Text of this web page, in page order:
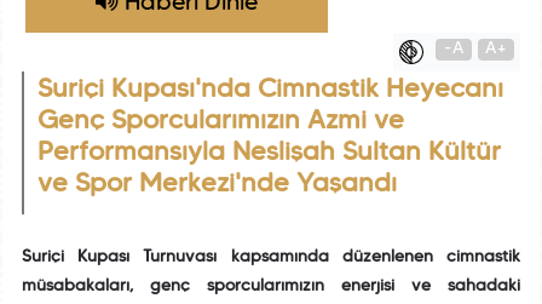
-A A+
Suriçi Kupası'nda Cimnastik Heyecanı
Genç Sporcularımızın Azmi ve
Performansıyla Neslişah Sultan Kültür
ve Spor Merkezi'nde Yaşandı
Suriçi Kupası Turnuvası kapsamında düzenlenen cimnastik
müsabakaları, genç sporcularımızın enerjisi ve sahadaki